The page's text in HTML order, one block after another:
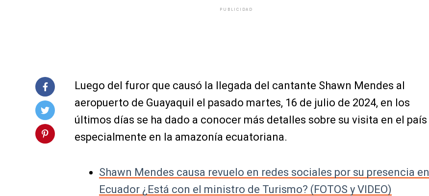
PUBLICIDAD
Luego del furor que causó la llegada del cantante Shawn Mendes al
aeropuerto de Guayaquil el pasado martes, 16 de julio de 2024, en los
últimos días se ha dado a conocer más detalles sobre su visita en el país
especialmente en la amazonía ecuatoriana.
Shawn Mendes causa revuelo en redes sociales por su presencia en
Ecuador ¿Está con el ministro de Turismo? (FOTOS y VIDEO)